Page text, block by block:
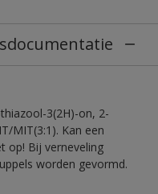
3(2H)-on, 2-
MIT(3:1). Kan een
op! Bij verneveling
worden gevormd.